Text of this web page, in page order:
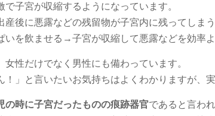
で子宮が収縮するようになっています。
産後に悪露などの残留物が子宮内に残ってしま
いを飲ませる→子宮が収縮して悪露などを効率
女性だけでなく男性にも備わっています。
！」と言いたいお気持ちはよくわかりますが、
の時に子宮だったものの痕跡器官であると言わ